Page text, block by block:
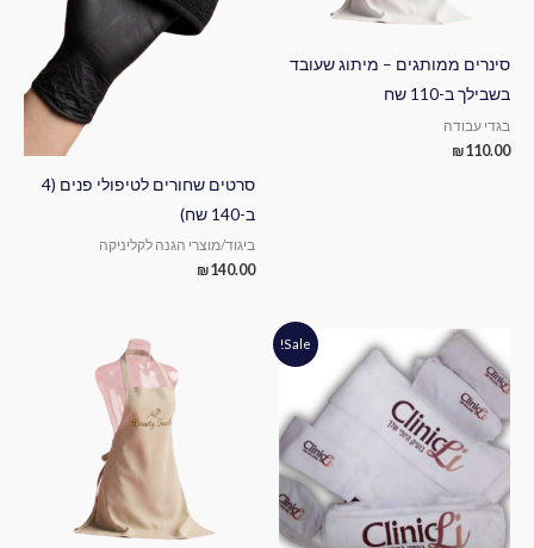
סינרים ממותגים – מיתוג שעובד
בשבילך ב-110 שח
בגדי עבודה
₪110.00
סרטים שחורים לטיפולי פנים (4
ב-140 שח)
ביגוד/מוצרי הגנה לקליניקה
₪140.00
Sale!
המחיר
המקורי
היה:
₪405.00.
הנוכחי
₪380.00.